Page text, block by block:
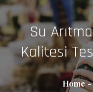
Su
Kalitesi
Home